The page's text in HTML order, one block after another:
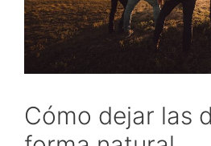
Cómo dejar las